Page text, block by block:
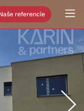
referencie